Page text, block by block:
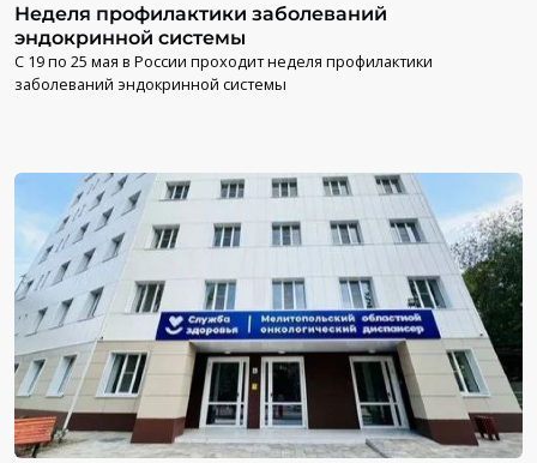
Неделя профилактики заболеваний
эндокринной системы
С 19 по 25 мая в России проходит неделя профилактики
заболеваний эндокринной системы